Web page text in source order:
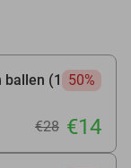
ballen (1 50%
€28 €14